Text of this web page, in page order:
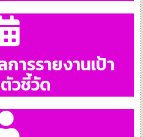
ารรายงานเป้า
วชี้วัด